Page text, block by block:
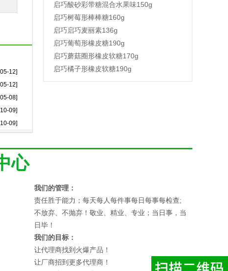
12]
12]
08]
09]
09]
启巧酸砂彩带糖混合水果味150g
启巧树莓形棒棒糖160g
启巧启巧麦丽素136g
启巧葡萄形橡皮糖190g
启巧蘑菇圈形橡皮软糖170g
启巧橘子形橡皮软糖190g
心
我们的管理：
责任胜于能力；每天每人每件事每日每事每检查;
不放弃、不抛弃！敬业、精业、专业；当日事，当
日毕！
我们的目标：
让代理商找到火爆产品！
让厂商招到更多代理商！